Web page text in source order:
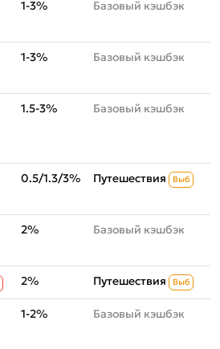
1-3% Базовый кэшбэк
1-3% Базовый кэшбэк
1.5-3% Базовый кэшбэк
0.5/1.3/3% Путешествия Выб
2% Базовый кэшбэк
2% Путешествия Выб
1-2% Базовый кэшбэк